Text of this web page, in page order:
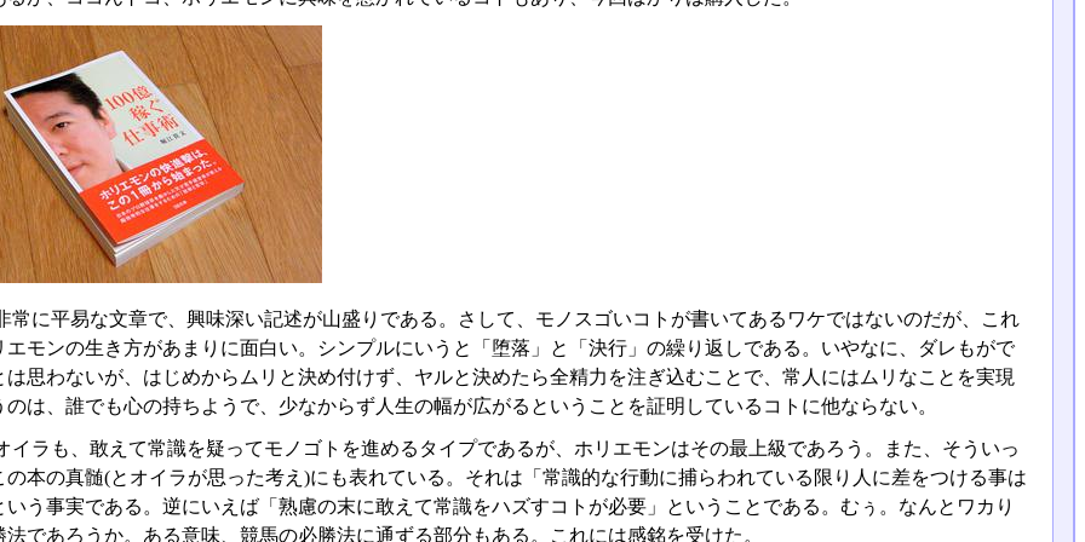
常に平易な文章で、興味深い記述が山盛りである。さして、モノスゴいコトが書いてあるワケではないのだが、これ
エモンの生き方があまりに面白い。シンプルにいうと「堕落」と「決行」の繰り返しである。いやなに、ダレもがで
は思わないが、はじめからムリと決め付けず、ヤルと決めたら全精力を注ぎ込むことで、常人にはムリなことを実現
のは、誰でも心の持ちようで、少なからず人生の幅が広がるということを証明しているコトに他ならない。
イラも、敢えて常識を疑ってモノゴトを進めるタイプであるが、ホリエモンはその最上級であろう。また、そういっ
の本の真髄(とオイラが思った考え)にも表れている。それは「常識的な行動に捕らわれている限り人に差をつける事は
いう事実である。逆にいえば「熟慮の末に敢えて常識をハズすコトが必要」ということである。むぅ。なんとワカり
法であろうか。ある意味、競馬の必勝法に通ずる部分もある。これには感銘を受けた。